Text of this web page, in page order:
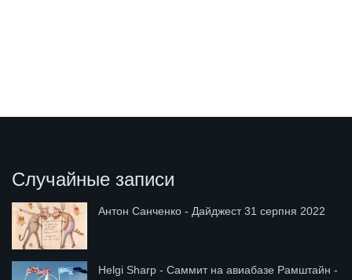
Случайные записи
Антон Санченко - Дайджест 31 серпня 2022
Helgi Sharp - Саммит на авиабазе Рамштайн -